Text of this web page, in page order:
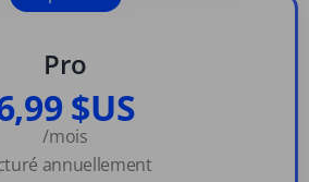
Pro
$US
/mois
annuellement